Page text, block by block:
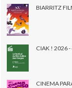
BIARRITZ
CIAK ! 2026
CINEMA